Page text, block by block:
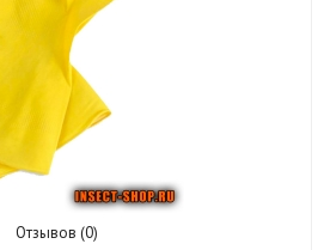
Отзывов (0)